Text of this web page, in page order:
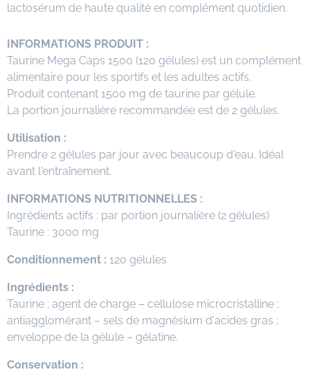
lactosérum de haute qualité en complément quotidien.
INFORMATIONS PRODUIT :
Taurine Mega Caps 1500 (120 gélules) est un complément
alimentaire pour les sportifs et les adultes actifs.
Produit contenant 1500 mg de taurine par gélule.
La portion journalière recommandée est de 2 gélules.
Utilisation :
Prendre 2 gélules par jour avec beaucoup d'eau. Idéal
avant l'entraînement.
INFORMATIONS NUTRITIONNELLES :
Ingrédients actifs : par portion journalière (2 gélules)
Taurine : 3000 mg
Conditionnement : 120 gélules
Ingrédients :
Taurine ; agent de charge – cellulose microcristalline ;
antiagglomérant – sels de magnésium d'acides gras ;
enveloppe de la gélule – gélatine.
Conservation :